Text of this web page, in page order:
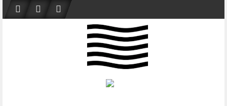
content